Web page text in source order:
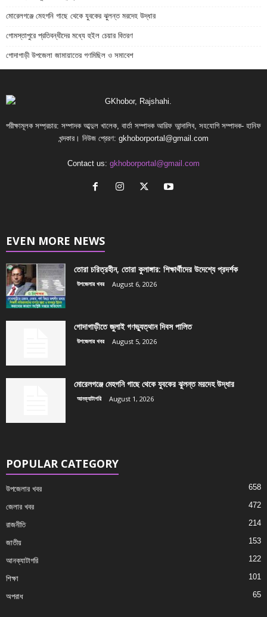
মোরেলগঞ্জে মেহগনি গাছে থেকে যুবকের ঝুলন্ত মরদেহ উদ্ধার
গোমস্তাপুরে প্রতিবন্ধীদের মধ্যে হুইল চেয়ার বিতরণ
গোদাগাড়ী উপজেলা জামায়াতের গণমিছিল ও সমাবেশ
পরীক্ষামূলক সম্প্রচার: সম্পাদক আব্দুল খালেক, বার্তা সম্পাদক আরিফ আন্দালিব, সহযোগি সম্পাদক- হানিফ
খন্দকার। নিউজ প্রেরণ: gkhoborportal@gmail.com
Contact us: gkhoborportal@gmail.com
EVEN MORE NEWS
তোরা চরিত্রহীন, তোরা কুলাঙ্গার: শিক্ষার্থীদের উদেশ্যে প্রদর্শক
উপজেলার খবর August 6, 2026
গোদাগাড়ীতে জুলাই গণভ্যুত্থান দিবস পালিত
উপজেলার খবর August 5, 2026
মোরেলগঞ্জে মেহগনি গাছে থেকে যুবকের ঝুলন্ত মরদেহ উদ্ধার
আনক্যাটাগরি August 1, 2026
POPULAR CATEGORY
উপজেলার খবর 658
জেলার খবর 472
রাজনীতি 214
জাতীয় 153
আনক্যাটাগরি 122
শিক্ষা 101
অপরাধ 65